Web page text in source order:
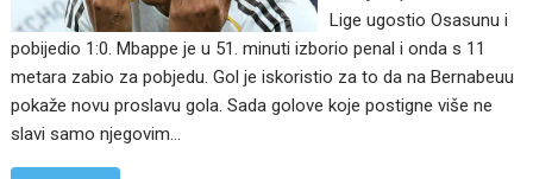
Lige ugostio Osasunu i
pobijedio 1:0. Mbappe je u 51. minuti izborio penal i onda s 11
metara zabio za pobjedu. Gol je iskoristio za to da na Bernabeuu
pokaže novu proslavu gola. Sada golove koje postigne više ne
slavi samo njegovim…